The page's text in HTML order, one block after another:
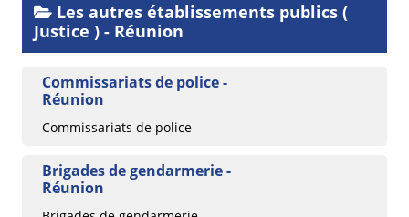
Les autres établissements publics (
Justice ) - Réunion
Commissariats de police -
Réunion
Commissariats de police
Brigades de gendarmerie -
Réunion